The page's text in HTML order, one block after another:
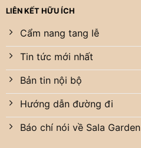
LIÊN KẾT HỮU ÍCH
Cẩm nang tang lễ
Tin tức mới nhất
Bản tin nội bộ
Hướng dẫn đường đi
Báo chí nói về Sala Garden